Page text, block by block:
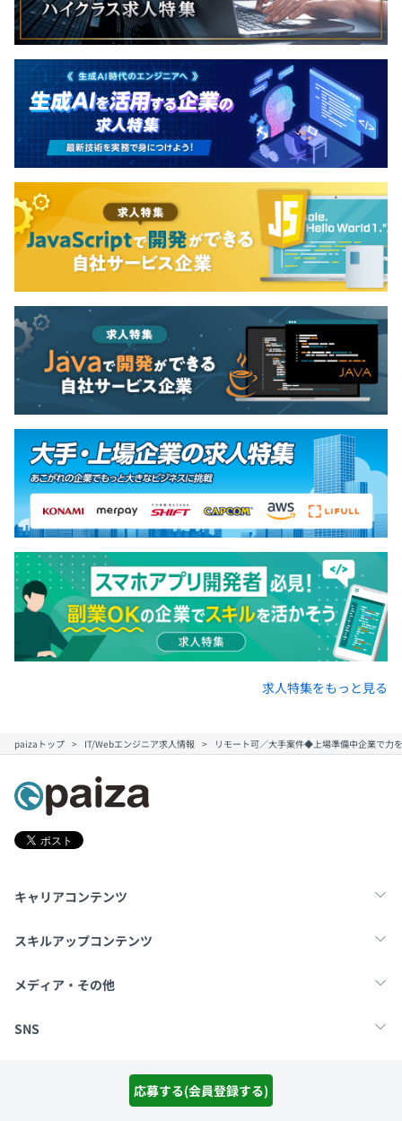
応募する(会員登録する)
求人特集をもっと見る
paizaトップ IT/Webエンジニア求人情報 リモート可／大手案件◆上場準備中企業で力
キャリアコンテンツ
転職・キャリア
スキルアップコンテンツ
学習
メディア・その他
Tech Team Journal
SNS
Facebook